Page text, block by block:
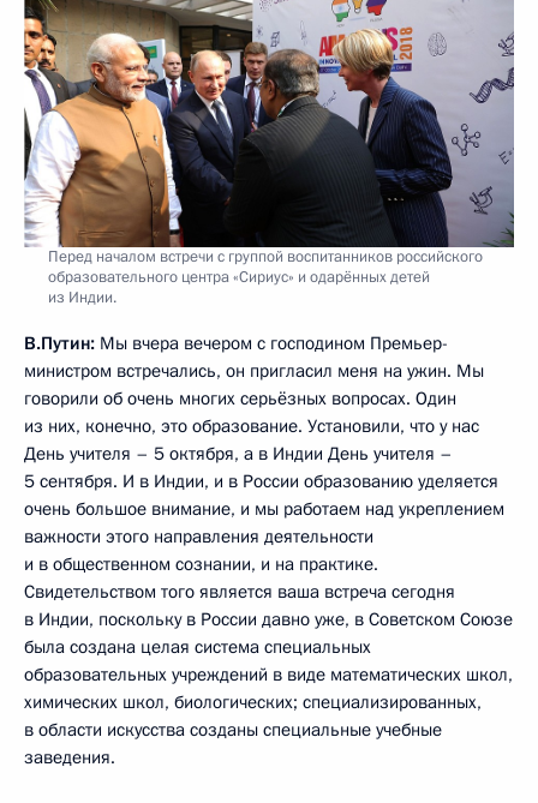
Перед началом встречи с группой воспитанников российского
образовательного центра «Сириус» и одарённых детей
из Индии.
В.Путин: Мы вчера вечером с господином Премьер-
министром встречались, он пригласил меня на ужин. Мы
говорили об очень многих серьёзных вопросах. Один
из них, конечно, это образование. Установили, что у нас
День учителя – 5 октября, а в Индии День учителя –
5 сентября. И в Индии, и в России образованию уделяется
очень большое внимание, и мы работаем над укреплением
важности этого направления деятельности
и в общественном сознании, и на практике.
Свидетельством того является ваша встреча сегодня
в Индии, поскольку в России давно уже, в Советском Союзе
была создана целая система специальных
образовательных учреждений в виде математических школ,
химических школ, биологических; специализированных,
в области искусства созданы специальные учебные
заведения.